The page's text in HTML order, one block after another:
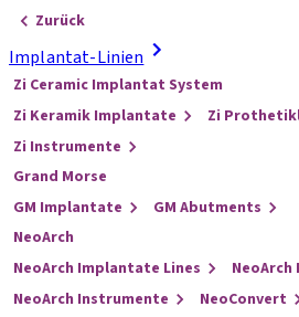
Zurück
Implantat-Linien
Zi Ceramic Implantat System
Zi Keramik Implantate
Zi
Zi Instrumente
Grand Morse
GM Implantate
GM Abutments
NeoArch
NeoArch Implantate Lines
NeoArch Instrumente
NeoConvert